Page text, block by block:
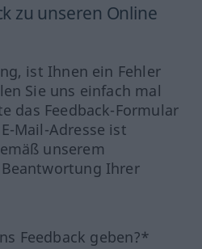
zu unseren Online
ist Ihnen ein Fehler
Sie uns einfach mal
das Feedback-Formular
Mail-Adresse ist
unserem
Ihrer
Feedback geben?*